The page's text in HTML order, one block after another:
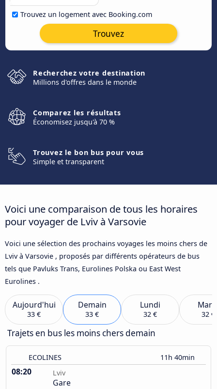
Trouvez un logement avec Booking.com
Trouvez
Recherchez votre destination
Millions d'offres dans le monde
Comparez les résultats
Économisez jusqu'à 70 %
Trouvez le bon bus pour vous
Simple et transparent
Voici une comparaison de tous les horaires
pour voyager de Lviv à Varsovie
Voici une sélection des prochains voyages les moins chers de
Lviv à Varsovie , proposés par différents opérateurs de bus
tels que Pavluks Trans, Eurolines Polska ou East West
Eurolines .
Aujourd'hui
33 €
Demain
33 €
Lundi
32 € 32 €
Trajets en bus les moins chers demain
ECOLINES 11h 40min
08:20 Lviv
Gare